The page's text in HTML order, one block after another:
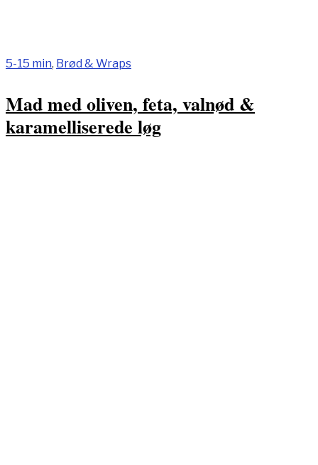
5-15 min, Brød & Wraps
Mad med oliven, feta, valnød &
karamelliserede løg